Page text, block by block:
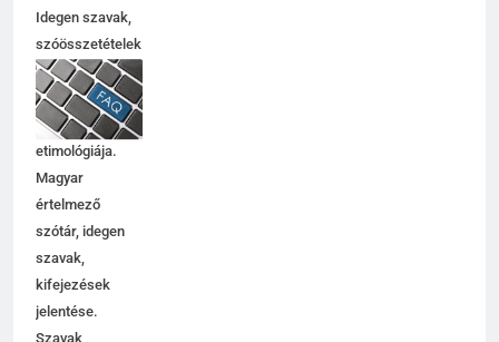
Idegen szavak,
szóösszetételek
jelentése,
magyarázata,
használata,
etimológiája.
Magyar
értelmező
szótár, idegen
szavak,
kifejezések
jelentése.
Szavak
6
7